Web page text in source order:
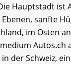
Hauptstadt ist
sanfte
im Osten
der Schweiz,